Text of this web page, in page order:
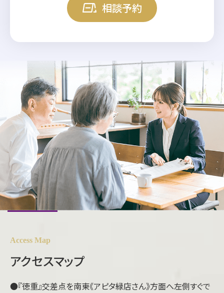
相談予約
Access Map
アクセスマップ
●『徳重』交差点を南東《アピタ緑店さん》方面へ左側すぐで